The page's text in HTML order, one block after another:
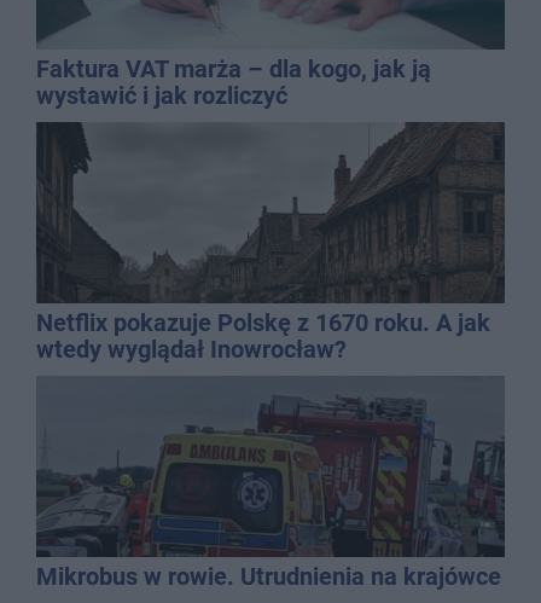
Faktura VAT marża – dla kogo, jak ją
wystawić i jak rozliczyć
Netflix pokazuje Polskę z 1670 roku. A jak
wtedy wyglądał Inowrocław?
Mikrobus w rowie. Utrudnienia na krajówce